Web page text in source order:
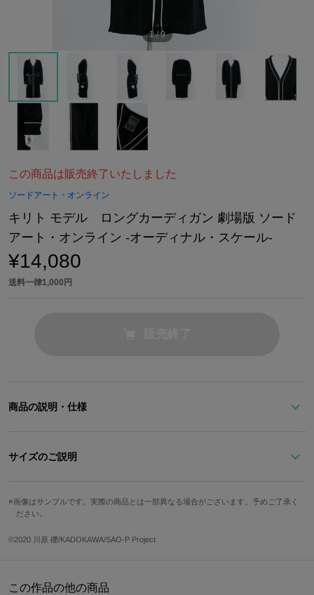
1/9
この商品は販売終了いたしました
ソードアート・オンライン
キリト モデル ロングカーディガン 劇場版 ソード
アート・オンライン -オーディナル・スケール-
¥14,080
送料一律1,000円
商品の説明・仕様
り、キリトをイメージしたウエストベルト付きロングカーディガン
≪黒の剣士≫の衣装をイメージしたキレイめシルエットに、ホワイ
背裏のタグとボタンには≪黒の剣士≫を英表記した「The Black Sw
サイズのご説明
サイズ 着丈 身幅 肩幅 袖丈
ルト全長
画像はサンプルです。実際の商品とは一部異なる場合がございます。予めご了承く
ださい。
©2020 川原 礫/KADOKAWA/SAO-P Project
この作品の他の商品